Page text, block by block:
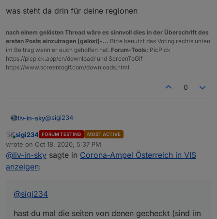
was steht da drin für deine regionen
nach einem gelösten Thread wäre es sinnvoll dies in der Überschrift des
ersten Posts einzutragen [gelöst]-... Bitte benutzt das Voting rechts unten
im Beitrag wenn er euch geholfen hat. Forum-Tools: PicPick
https://picpick.app/en/download/ und ScreenToGif
https://www.screentogif.com/downloads.html
0
liv-in-sky@sigi234
hast du mal die seiten von denen gecheckt (sind im
script ganz oben)
was steht da drin für deine regionen
Online
sigi234 FORUM TESTING MOST ACTIVE
wrote on Oct 18, 2020, 5:37 PM
last edited by
@liv-in-sky sagte in Corona-Ampel Österreich in VIS
anzeigen:
@sigi234
hast du mal die seiten von denen gecheckt (sind im